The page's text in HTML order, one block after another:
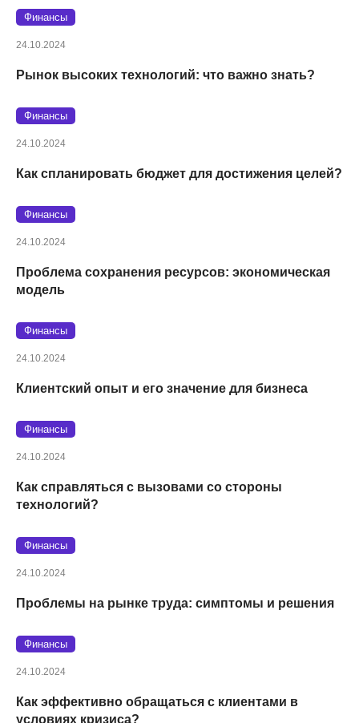
Финансы
24.10.2024
Рынок высоких технологий: что важно знать?
Финансы
24.10.2024
Как спланировать бюджет для достижения целей?
Финансы
24.10.2024
Проблема сохранения ресурсов: экономическая
модель
Финансы
24.10.2024
Клиентский опыт и его значение для бизнеса
Финансы
24.10.2024
Как справляться с вызовами со стороны
технологий?
Финансы
24.10.2024
Проблемы на рынке труда: симптомы и решения
Финансы
24.10.2024
Как эффективно обращаться с клиентами в
условиях кризиса?